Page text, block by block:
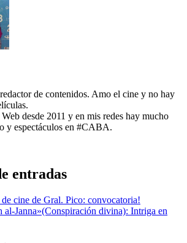
de contenidos. Amo el cine y no hay
desde 2011 y en mis redes hay mucho
y espectáculos en #CABA.
entradas
cine de Gral. Pico: convocatoria!
al-Janna»(Conspiración divina): Intriga en